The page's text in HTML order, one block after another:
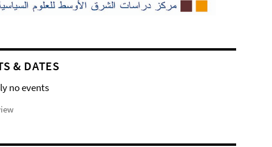
& DATES
no events